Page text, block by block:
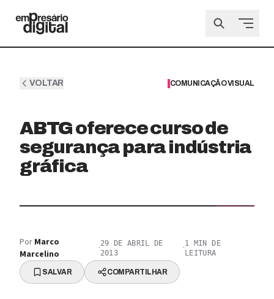
VOLTAR COMUNICAÇÃO VISUAL
ABTG oferece curso de
segurança para indústria
gráfica
Por Marco
Marcelino
·29 DE ABRIL DE
2013
·1 MIN DE
LEITURA
SALVAR COMPARTILHAR